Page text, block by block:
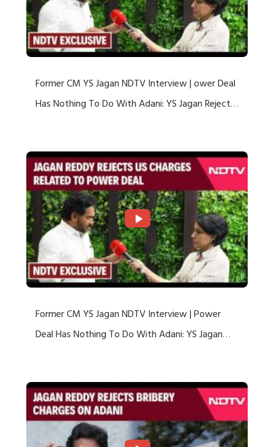
Former CM YS Jagan NDTV Interview | ower Deal
Has Nothing To Do With Adani: YS Jagan Rejects
Former CM YS Jagan NDTV Interview | Power
Deal Has Nothing To Do With Adani: YS Jagan